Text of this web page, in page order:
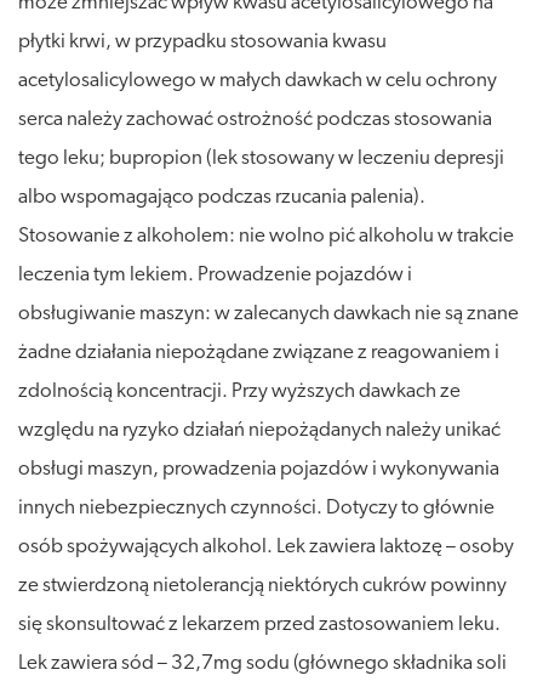
płytki krwi, w przypadku stosowania kwasu
acetylosalicylowego w małych dawkach w celu ochrony
serca należy zachować ostrożność podczas stosowania
tego leku; bupropion (lek stosowany w leczeniu depresji
albo wspomagająco podczas rzucania palenia).
Stosowanie z alkoholem: nie wolno pić alkoholu w trakcie
leczenia tym lekiem. Prowadzenie pojazdów i
obsługiwanie maszyn: w zalecanych dawkach nie są znane
żadne działania niepożądane związane z reagowaniem i
zdolnością koncentracji. Przy wyższych dawkach ze
względu na ryzyko działań niepożądanych należy unikać
obsługi maszyn, prowadzenia pojazdów i wykonywania
innych niebezpiecznych czynności. Dotyczy to głównie
osób spożywających alkohol. Lek zawiera laktozę – osoby
ze stwierdzoną nietolerancją niektórych cukrów powinny
się skonsultować z lekarzem przed zastosowaniem leku.
Lek zawiera sód – 32,7mg sodu (głównego składnika soli